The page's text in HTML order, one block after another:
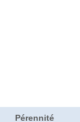
Pérennité